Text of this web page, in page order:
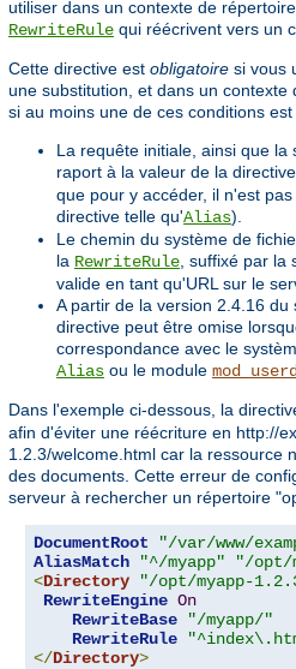
utiliser dans un contexte de
RewriteRule qui réécrivent vers un
Cette directive est obligatoire si vous
une substitution, et dans un
si au moins une de ces conditions est
La requête initiale, ainsi que la
raport à la valeur de la directive
que pour y accéder, il n'est
directive telle qu'Alias).
Le chemin du système de
la RewriteRule , suffixé par
valide en tant qu'URL sur le
A partir de la version 2.4.16
directive peut être omise
correspondance avec le
Alias ou le module
Dans l'exemple ci-dessous, la
afin d'éviter une réécriture en http://
1.2.3/welcome.html car la ressource
des documents. Cette erreur de
serveur à rechercher un répertoire
DocumentRoot
"/var/www/
AliasMatch
"^/myapp"
"/opt/
<Directory "/opt/myapp-
RewriteEngine On
RewriteBase
"/myapp/"
RewriteRule
</Directory>